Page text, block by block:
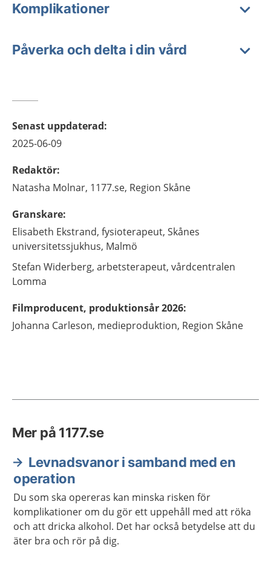
Komplikationer
Påverka och delta i din vård
Senast uppdaterad:
2025-06-09
Redaktör:
Natasha Molnar, 1177.se, Region Skåne
Granskare:
Elisabeth Ekstrand, fysioterapeut, Skånes
universitetssjukhus, Malmö
Stefan Widerberg, arbetsterapeut, vårdcentralen
Lomma
Filmproducent, produktionsår 2026:
Johanna Carleson, medieproduktion, Region Skåne
Mer på 1177.se
Levnadsvanor i samband med en
operation
Du som ska opereras kan minska risken för
komplikationer om du gör ett uppehåll med att röka
och att dricka alkohol. Det har också betydelse att du
äter bra och rör på dig.